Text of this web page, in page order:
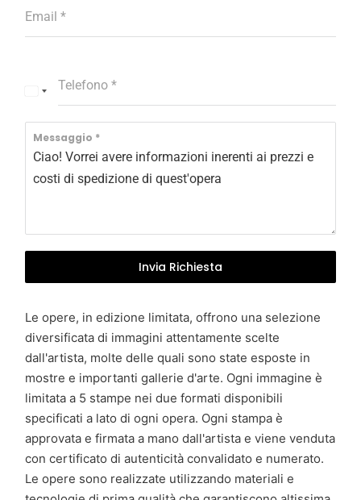
Email*
Telefono*
9
Messaggio *
Invia Richiesta
Le opere, in edizione limitata, offrono una selezione
diversificata di immagini attentamente scelte
dall'artista, molte delle quali sono state esposte in
mostre e importanti gallerie d'arte. Ogni immagine è
limitata a 5 stampe nei due formati disponibili
specificati a lato di ogni opera. Ogni stampa è
approvata e firmata a mano dall'artista e viene venduta
con certificato di autenticità convalidato e numerato.
Le opere sono realizzate utilizzando materiali e